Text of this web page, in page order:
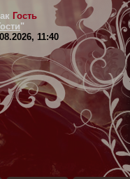
Гость
"
11:40